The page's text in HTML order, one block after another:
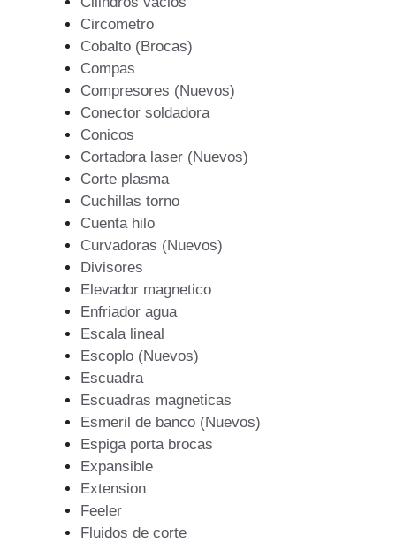
Circometro
Cobalto (Brocas)
Compas
Compresores (Nuevos)
Conector soldadora
Conicos
Cortadora laser (Nuevos)
Corte plasma
Cuchillas torno
Cuenta hilo
Curvadoras (Nuevos)
Divisores
Elevador magnetico
Enfriador agua
Escala lineal
Escoplo (Nuevos)
Escuadra
Escuadras magneticas
Esmeril de banco (Nuevos)
Espiga porta brocas
Expansible
Extension
Feeler
Fluidos de corte